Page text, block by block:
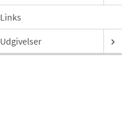
Links
Udgivelser